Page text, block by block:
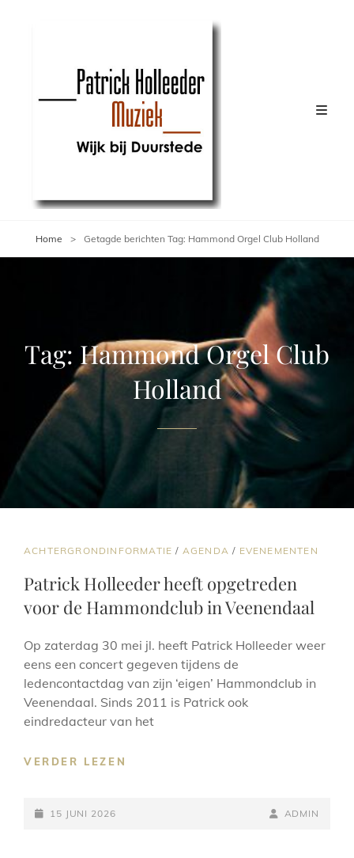
Home > Getagde berichten Tag: Hammond Orgel Club Holland
Tag: Hammond Orgel Club
Holland
CAT
ACHTERGRONDINFORMATIE / AGENDA / EVENEMENTEN
Patrick Holleeder heeft opgetreden
voor de Hammondclub in Veenendaal
Op zaterdag 30 mei jl. heeft Patrick Holleeder weer
eens een concert gegeven tijdens de
ledencontactdag van zijn ‘eigen’ Hammondclub in
Veenendaal. Sinds 2011 is Patrick ook
eindredacteur van het
VERDER LEZEN
GEPLAATST
15 JUNI 2026 NAAMREGEL
BYLINE
ADMIN